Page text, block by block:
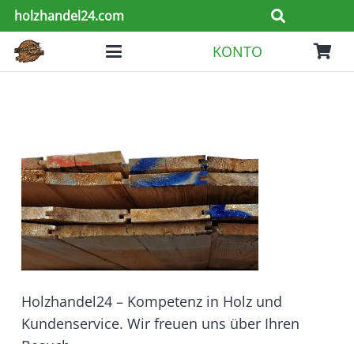
holzhandel24.com
KONTO
Holzhandel24 – Kompetenz in Holz und
Kundenservice. Wir freuen uns über Ihren